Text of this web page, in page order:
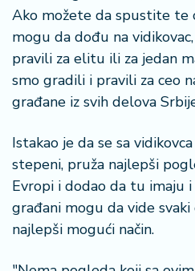
Ako možete da spustite te
mogu da dođu na
pravili za elitu ili za jedan
smo gradili i pravili za ceo
građane iz svih delova
Istakao je da se sa
stepeni, pruža najlepši
Evropi i dodao da tu imaju i
građani mogu da vide
najlepši mogući način.